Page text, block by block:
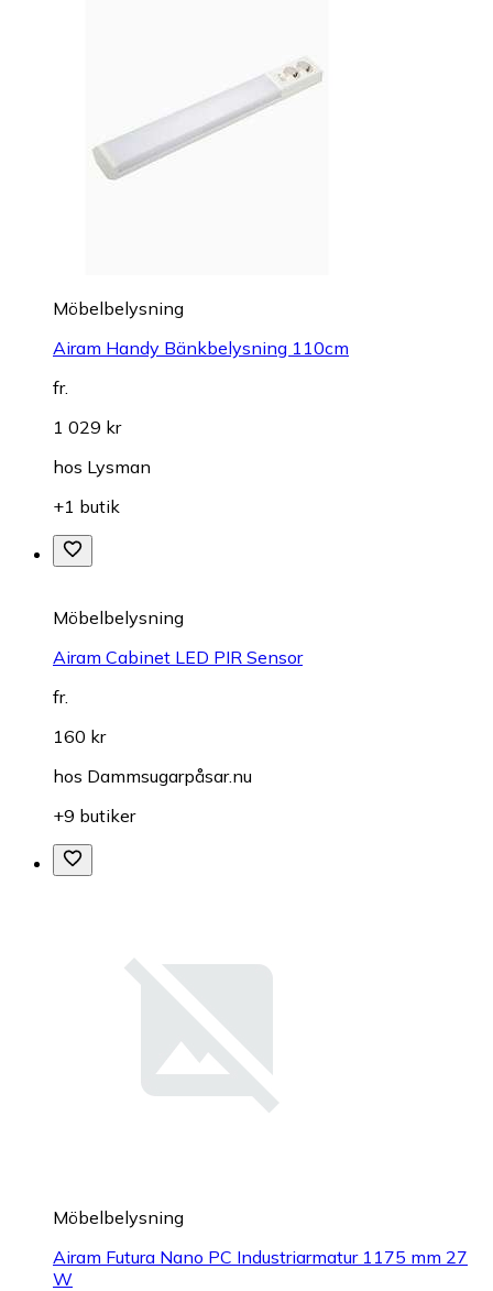
Möbelbelysning
Airam Handy Bänkbelysning 110cm
fr.
1 029 kr
hos Lysman
+1 butik
Möbelbelysning
Airam Cabinet LED PIR Sensor
fr.
160 kr
hos Dammsugarpåsar.nu
+9 butiker
Möbelbelysning
Airam Futura Nano PC Industriarmatur 1175 mm 27
W